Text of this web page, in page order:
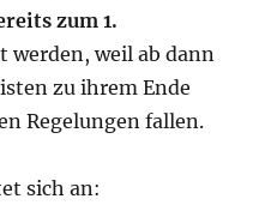
zum 1.
werden, weil ab dann
zu ihrem Ende
Regelungen fallen.
sich an: